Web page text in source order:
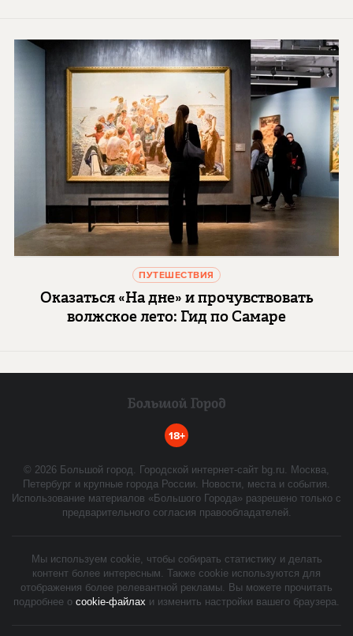
ПУТЕШЕСТВИЯ
Оказаться «На дне» и прочувствовать
волжское лето: Гид по Самаре
18+
© 2026 Большой город. Городской интернет-сайт bg.ru. Москва,
Петербург и крупные города России. Новости, места и события.
Использование материалов «Большого Города» разрешено только с
предварительного согласия правообладателей.
Мы используем cookie, чтобы собирать статистику и делать
контент более интересным. Также cookie используются для
отображения более релевантной рекламы. Вы можете прочитать
подробнее о cookie-файлах и изменить настройки вашего браузера.